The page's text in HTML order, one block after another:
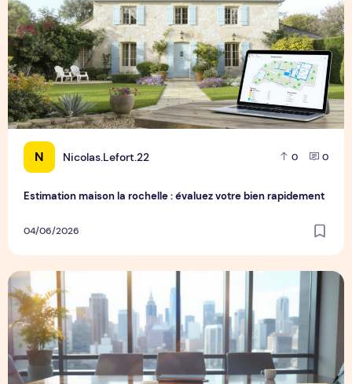
N Nicolas.Lefort.22 0 0
Estimation maison la rochelle : évaluez votre bien rapidement
04/06/2026
Tacite reconduction du bail commercial : risques et